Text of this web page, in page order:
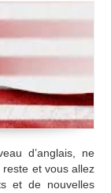
d’anglais, ne
et vous allez
et de nouvelles